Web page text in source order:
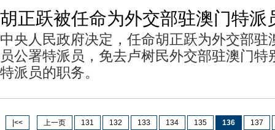
胡正跃被任命为外交部驻澳门特派
中央人民政府决定，任命胡正跃为外交部驻
员公署特派员，免去卢树民外交部驻澳门特
特派员的职务。
|<< 上一页 131 132 133 134 135 136 137